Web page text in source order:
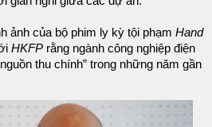
ảnh của bộ phim ly kỳ tội phạm Hand
HKFP rằng ngành công nghiệp điện
thu chính” trong những năm gần